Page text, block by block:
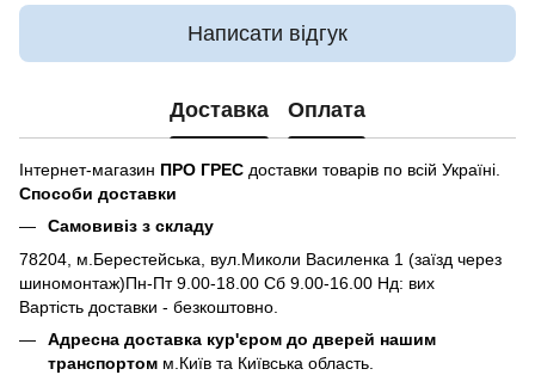
Написати відгук
Доставка Оплата
Інтернет-магазин ПРО ГРЕС доставки товарів по всій Україні.
Способи доставки
Самовивіз з складу
78204, м.Берестейська, вул.Миколи Василенка 1 (заїзд через
шиномонтаж)Пн-Пт 9.00-18.00 Сб 9.00-16.00 Нд: вих
Вартість доставки - безкоштовно.
Адресна доставка кур'єром до дверей нашим
транспортом м.Київ та Київська область.